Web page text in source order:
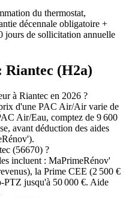
du thermostat,
décennale obligatoire +
jours de sollicitation annuelle
Riantec (H2a)
à Riantec en 2026 ?
d'une PAC Air/Air varie de
Air/Eau, comptez de 9 600
avant déduction des aides
(56670) ?
incluent : MaPrimeRénov'
la Prime CEE (2 500 €
PTZ jusqu'à 50 000 €. Aide